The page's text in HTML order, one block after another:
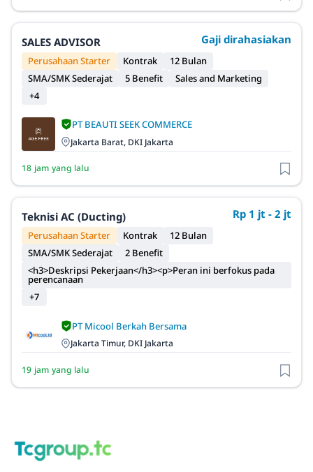
SALES ADVISOR Gaji dirahasiakan
Perusahaan Starter Kontrak
12 Bulan
SMA/SMK Sederajat
5 Benefit
Sales and Marketing
+4
PT BEAUTI SEEK COMMERCE
Jakarta Barat, DKI Jakarta
18 jam yang lalu
Teknisi AC (Ducting) Rp 1 jt - 2 jt
Perusahaan Starter Kontrak
12 Bulan
SMA/SMK Sederajat
2 Benefit
<h3>Deskripsi Pekerjaan</h3><p>Peran ini berfokus pada
perencanaan
+7
PT Micool Berkah Bersama
Jakarta Timur, DKI Jakarta
19 jam yang lalu